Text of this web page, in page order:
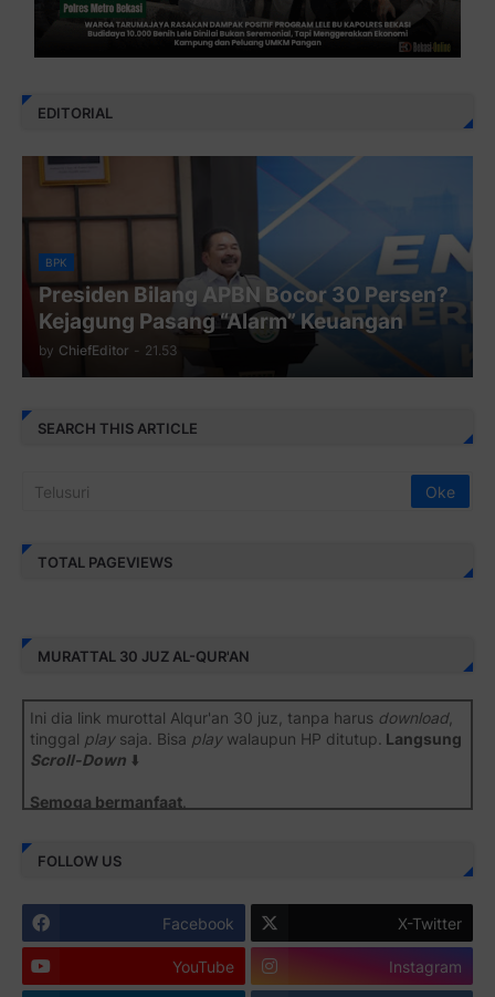
EDITORIAL
BPK
Presiden Bilang APBN Bocor 30 Persen?
Kejagung Pasang “Alarm” Keuangan
by ChiefEditor - 21.53
SEARCH THIS ARTICLE
TOTAL PAGEVIEWS
MURATTAL 30 JUZ AL-QUR'AN
Ini dia link murottal Alqur'an 30 juz, tanpa harus download,
tinggal playsaja. Bisa playwalaupun HP ditutup. Langsung
Scroll-Down ⬇️
Semoga bermanfaat.
Juz 1 ⇨
Juz 3 ⇨ http://j.mp/2bFSrtF
Juz 4 ⇨ http://j.mp/2b8SXi3
FOLLOW US
Facebook X-Twitter
YouTube Instagram